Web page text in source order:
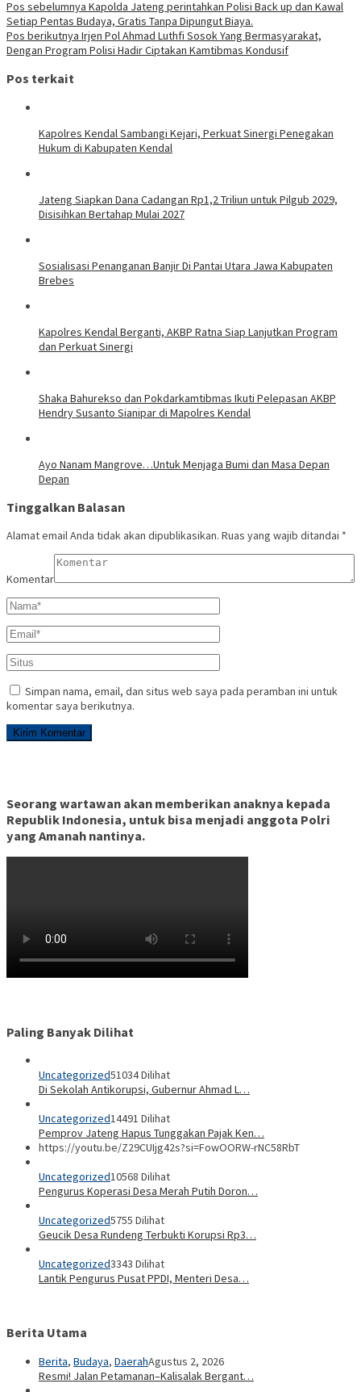
Pos sebelumnya Kapolda Jateng perintahkan Polisi Back up dan Kawal
Setiap Pentas Budaya, Gratis Tanpa Dipungut Biaya.
Pos berikutnya Irjen Pol Ahmad Luthfi Sosok Yang Bermasyarakat,
Dengan Program Polisi Hadir Ciptakan Kamtibmas Kondusif
Pos terkait
Kapolres Kendal Sambangi Kejari, Perkuat Sinergi Penegakan
Hukum di Kabupaten Kendal
Jateng Siapkan Dana Cadangan Rp1,2 Triliun untuk Pilgub 2029,
Disisihkan Bertahap Mulai 2027
Sosialisasi Penanganan Banjir Di Pantai Utara Jawa Kabupaten
Brebes
Kapolres Kendal Berganti, AKBP Ratna Siap Lanjutkan Program
dan Perkuat Sinergi
​Shaka Bahurekso dan Pokdarkamtibmas Ikuti Pelepasan AKBP
Hendry Susanto Sianipar di Mapolres Kendal
Ayo Nanam Mangrove…Untuk Menjaga Bumi dan Masa Depan
Depan
Tinggalkan Balasan
Alamat email Anda tidak akan dipublikasikan. Ruas yang wajib ditandai *
Komentar
Simpan nama, email, dan situs web saya pada peramban ini untuk
komentar saya berikutnya.
Seorang wartawan akan memberikan anaknya kepada
Republik Indonesia, untuk bisa menjadi anggota Polri
yang Amanah nantinya.
Paling Banyak Dilihat
Uncategorized51034 Dilihat
Di Sekolah Antikorupsi, Gubernur Ahmad L…
Uncategorized14491 Dilihat
Pemprov Jateng Hapus Tunggakan Pajak Ken…
https://youtu.be/Z29CUIjg42s?si=FowOORW-rNC58RbT
Uncategorized10568 Dilihat
Pengurus Koperasi Desa Merah Putih Doron…
Uncategorized5755 Dilihat
Geucik Desa Rundeng Terbukti Korupsi Rp3…
Uncategorized3343 Dilihat
Lantik Pengurus Pusat PPDI, Menteri Desa…
Berita Utama
Berita, Budaya, DaerahAgustus 2, 2026
Resmi! Jalan Petamanan–Kalisalak Bergant…